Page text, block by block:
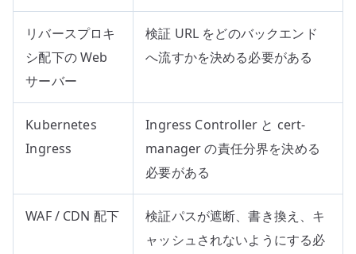
リバースプロキ
シ配下の Web
サーバー
検証 URL をどのバックエンド
へ流すかを決める必要がある
Kubernetes
Ingress
Ingress Controller と cert-
manager の責任分界を決める
必要がある
WAF / CDN 配下
検証パスが遮断、書き換え、キ
ャッシュされないようにする必